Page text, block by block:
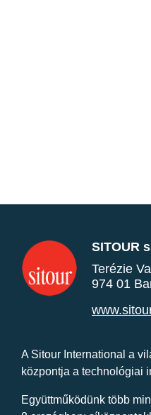
SITOUR
Terézie
974 01
A Sitour International a
központja a technológiai
Együttműködünk több